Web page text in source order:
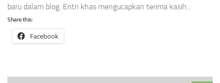
baru dalam blog. Entri khas mengucapkan terima kasih...
Share this:
Facebook